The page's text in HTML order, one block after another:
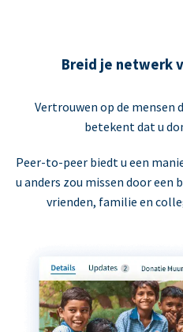
Breid je netwerk
Vertrouwen op de mensen
betekent dat u
Peer-to-peer biedt u een
u anders zou missen door een
vrienden, familie en